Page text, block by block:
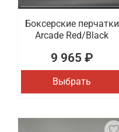
Боксерские перчатки
Arcade Red/Black
9 965 ₽
Выбрать